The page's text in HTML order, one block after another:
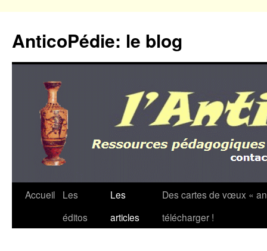
contenu
AnticoPédie: le blog
Accueil
Les
éditos
Les
articles
Des cartes de vœux «
télécharger !